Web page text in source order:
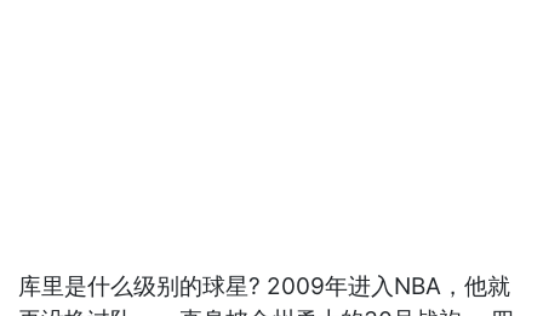
库里是什么级别的球星? 2009年进入NBA，他就